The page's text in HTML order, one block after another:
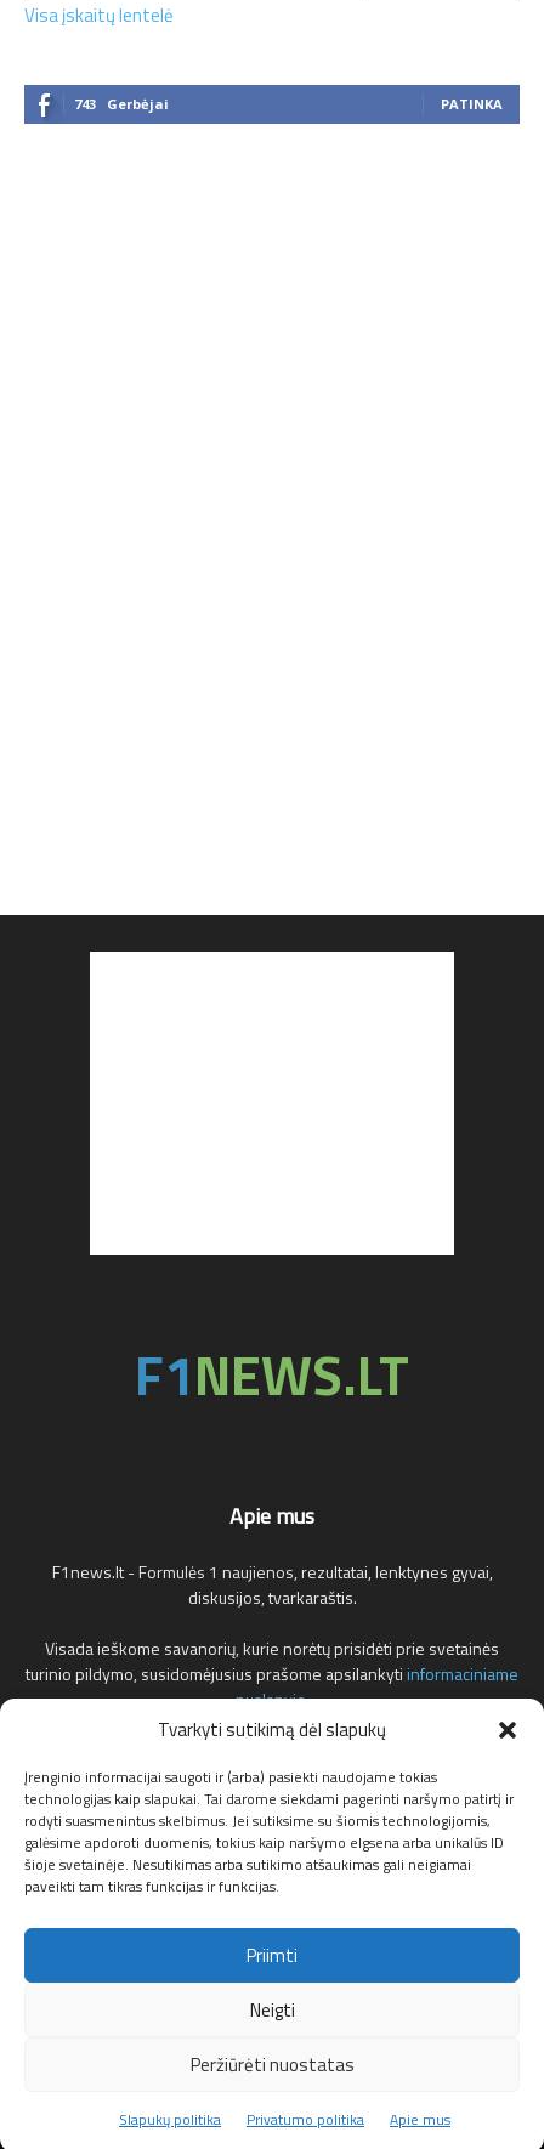
Tvarkyti sutikimą dėl slapukų
Įrenginio informacijai saugoti ir (arba) pasiekti naudojame tokias
technologijas kaip slapukai. Tai darome siekdami pagerinti naršymo patirtį ir
rodyti suasmenintus skelbimus. Jei sutiksime su šiomis technologijomis,
galėsime apdoroti duomenis, tokius kaip naršymo elgsena arba unikalūs ID
šioje svetainėje. Nesutikimas arba sutikimo atšaukimas gali neigiamai
paveikti tam tikras funkcijas ir funkcijas.
Priimti
Neigti
Peržiūrėti nuostatas
Slapukų politika Privatumo politika Apie mus
Visa įskaitų lentelė
743 Gerbėjai PATINKA
Apie mus
F1news.lt - Formulės 1 naujienos, rezultatai, lenktynes gyvai,
diskusijos, tvarkaraštis.
Visada ieškome savanorių, kurie norėtų prisidėti prie svetainės
turinio pildymo, susidomėjusius prašome apsilankytiinformaciniame
puslapyje.
adresu.
Susisiekite:info@f1news.lt
Privatumo politika
© F1news.lt